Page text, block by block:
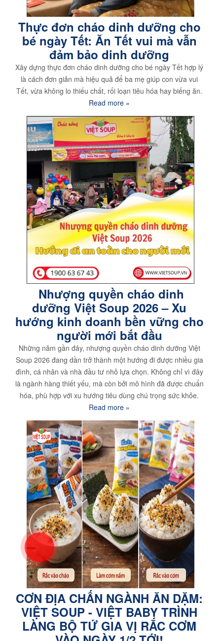
Thực đơn cháo dinh dưỡng cho
bé ngày Tết: Ăn Tết vui mà vẫn
đảm bảo dinh dưỡng
Xây dựng thực đơn cháo dinh dưỡng cho bé ngày Tết hợp lý
là cách đơn giản mà hiệu quả để ba mẹ giúp con vừa vui
Tết, vừa không lo thiếu chất, rối loạn tiêu hóa hay biếng ăn.
Read more »
Nhượng quyền cháo dinh
dưỡng Việt Soup 2026 – Xu
hướng kinh doanh bền vững cho
người mới bắt đầu
Những năm gần đây, nhượng quyền cháo dinh dưỡng Việt
Soup 2026 đang dần trở thành một hướng đi được nhiều gia
đình, cá nhân và nhà đầu tư nhỏ lựa chọn. Không chỉ vì đây
là ngành hàng thiết yếu, mà còn bởi mô hình đã được chuẩn
hóa, phù hợp với xu hướng tiêu dùng chú trọng sức khỏe.
Read more »
CƠN ĐỊA CHẤN NGÀNH ĂN DẶM:
VIỆT SOUP - VIỆT BABY TRÌNH
LÀNG BỘ TỨ GIA VỊ RẮC CƠM